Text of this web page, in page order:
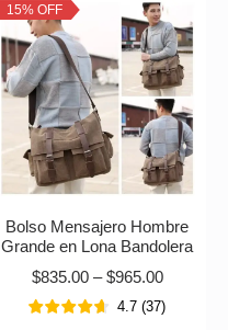
15% OFF
Bolso Mensajero Hombre
Grande en Lona Bandolera
$835.00 – $965.00
4.7 (37)